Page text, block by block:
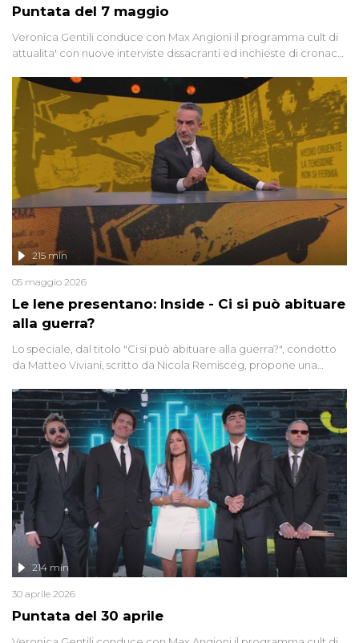
Puntata del 7 maggio
Veronica Gentili conduce con Max Angioni il programma cult di
attualita' con nuove interviste dissacranti ed inchieste di cronaca
Le Iene presentano: Inside - Ci si può abituare
alla guerra?
215 min
05 maggio 2026
Lo speciale, dal titolo "Ci si può abituare alla guerra?", condotto
da Matteo Viviani, scritto da Nicola Remisceg, propone una
di settore - su quanto la guerra sia diventata una realtà pervasiva.
Anche se l'Italia non è direttamente coinvolta in conflitti armati, il
contesto globale rende impossibile considerarla un fenomeno
lontano.
Puntata del 30 aprile
214 min
30 aprile 2026